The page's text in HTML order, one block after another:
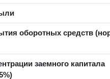
оборотных средств
заемного капитала